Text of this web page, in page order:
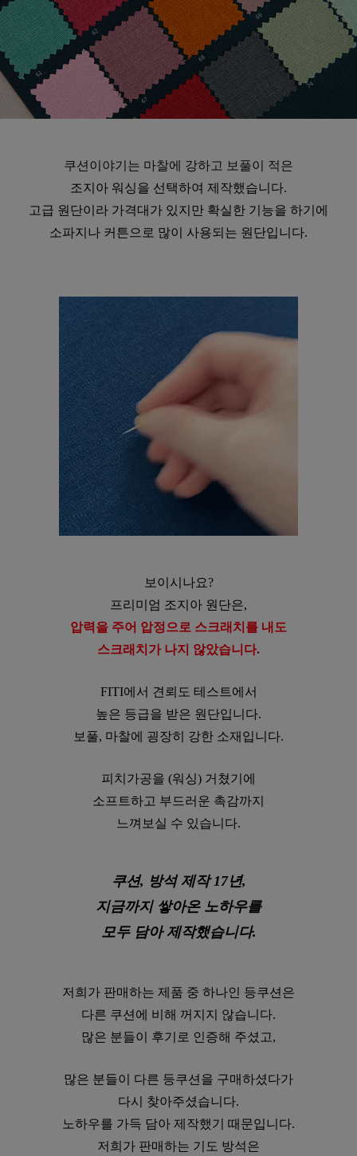
쿠션이야기는 마찰에 강하고 보풀이 적은
조지아 워싱을 선택하여 제작했습니다.
고급 원단이라 가격대가 있지만 확실한 기능을 하기에
소파지나 커튼으로 많이 사용되는 원단입니다.
보이시나요?
프리미엄 조지아 원단은,
압력을 주어 압정으로 스크래치를 내도
스크래치가 나지 않았습니다.
FITI에서 견뢰도 테스트에서
높은 등급을 받은 원단입니다.
보풀, 마찰에 굉장히 강한 소재입니다.
피치가공을 (워싱) 거쳤기에
소프트하고 부드러운 촉감까지
느껴보실 수 있습니다.
쿠션, 방석 제작 17년,
지금까지 쌓아온 노하우를
모두 담아 제작했습니다.
저희가 판매하는 제품 중 하나인 등쿠션은
다른 쿠션에 비해 꺼지지 않습니다.
많은 분들이 후기로 인증해 주셨고,
많은 분들이 다른 등쿠션을 구매하셨다가
다시 찾아주셨습니다.
노하우를 가득 담아 제작했기 때문입니다.
저희가 판매하는 기도 방석은